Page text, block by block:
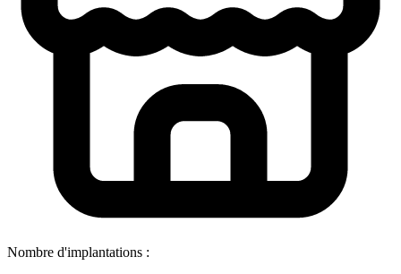
Nombre d'implantations :